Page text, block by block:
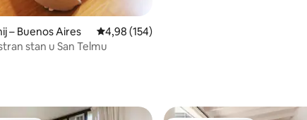
recenzija: 104
– Buenos Aires Prosječna ocjena: 4,98/5, recenzija: 154
4,98 (154)
stan u San Telmu